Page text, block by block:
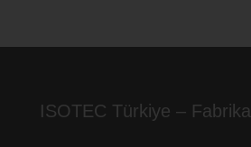
ISOTEC Türkiye – Fabrika